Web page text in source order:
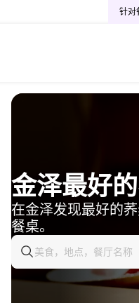
针对
金泽最好
在金泽发现最好的
餐桌。